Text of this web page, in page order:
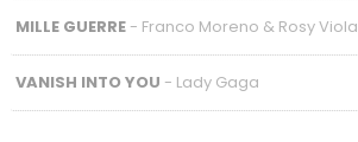
MILLE GUERRE- Franco Moreno & Rosy Viola
VANISH INTO YOU - Lady Gaga